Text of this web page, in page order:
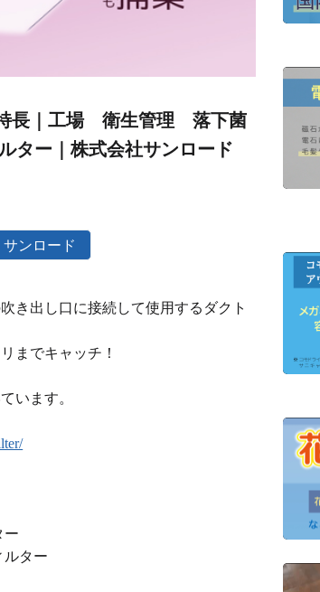
長｜工場 衛生管理 落下菌
ター｜株式会社サンロード
ンロード
き出し口に接続して使用するダクト
までキャッチ！
います。
ー
ルター